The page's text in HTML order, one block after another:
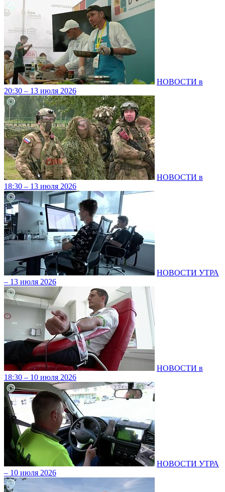
НОВОСТИ в
20:30 – 13 июля 2026
НОВОСТИ в
18:30 – 13 июля 2026
НОВОСТИ УТРА
– 13 июля 2026
НОВОСТИ в
18:30 – 10 июля 2026
НОВОСТИ УТРА
– 10 июля 2026